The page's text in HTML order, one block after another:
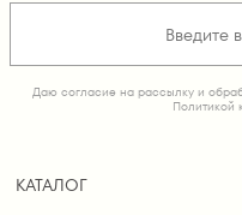
Даю согласие на рассылку и
Политикой
КАТАЛОГ